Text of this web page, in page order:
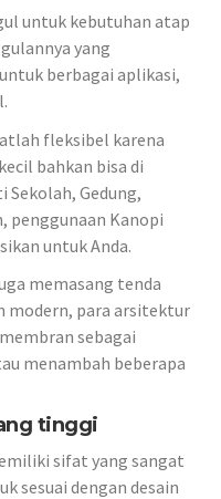
untuk kebutuhan atap
yang
berbagai aplikasi,
fleksibel karena
bahkan bisa di
Sekolah, Gedung,
penggunaan Kanopi
untuk Anda.
memasang tenda
modern, para arsitektur
sebagai
menambah beberapa
tinggi
sifat yang sangat
sesuai dengan desain